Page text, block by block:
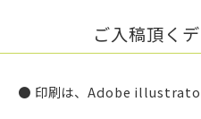
ご入稿頂く
● 印刷は、Adobe illustrator